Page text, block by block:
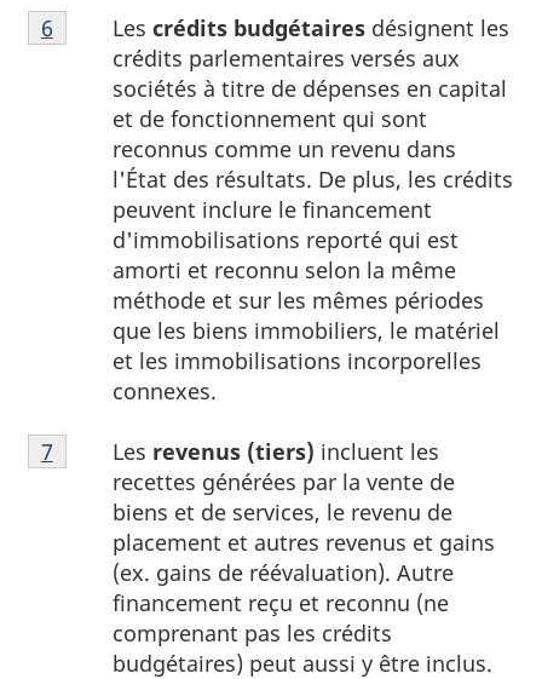
Note
6
Les crédits budgétairesdésignent les
crédits parlementaires versés aux
sociétés à titre de dépenses en capital
et de fonctionnement qui sont
reconnus comme un revenu dans
l'État des résultats. De plus, les crédits
peuvent inclure le financement
d'immobilisations reporté qui est
amorti et reconnu selon la même
méthode et sur les mêmes périodes
que les biens immobiliers, le matériel
et les immobilisations incorporelles
connexes.
Retour à la référence de la note
6 du tableau 1
Note
7
Les revenus (tiers) incluent les
recettes générées par la vente de
biens et de services, le revenu de
placement et autres revenus et gains
(ex. gains de réévaluation). Autre
financement reçu et reconnu (ne
comprenant pas les crédits
budgétaires) peut aussi y être inclus.
Retour à la référence de la note
7 du tableau 1